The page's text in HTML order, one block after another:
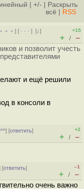
+/-
Раскрыть
всё
RSS
﹢﹢﹢] [ · · ·][↓]
+15
+ / –
и позволит учесть
и ещё решили
в консоли в
] [ответить]
+2
+ / –
[ответить]
–1
+ / –
очень важно